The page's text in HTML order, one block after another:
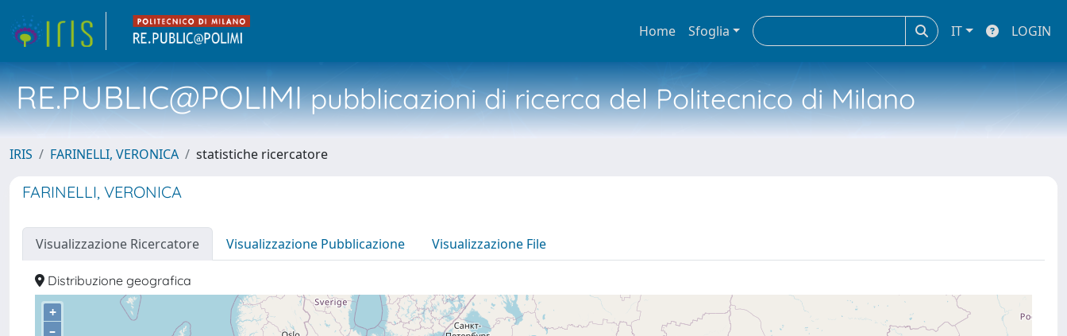
Home Sfoglia IT LOGIN
RE.PUBLIC@POLIMIpubblicazioni di ricerca del Politecnico di Milano
IRIS FARINELLI, VERONICA statistiche ricercatore
FARINELLI, VERONICA
Visualizzazione Ricercatore Visualizzazione Pubblicazione Visualizzazione File
Distribuzione geografica
+
–